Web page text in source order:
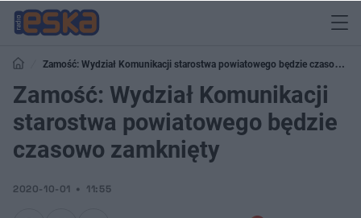
Zamość: Wydział Komunikacji starostwa powiatowego będzie czasowo
zamknięty
Zamość: Wydział Komunikacji
starostwa powiatowego będzie
czasowo zamknięty
2020-10-01 11:55